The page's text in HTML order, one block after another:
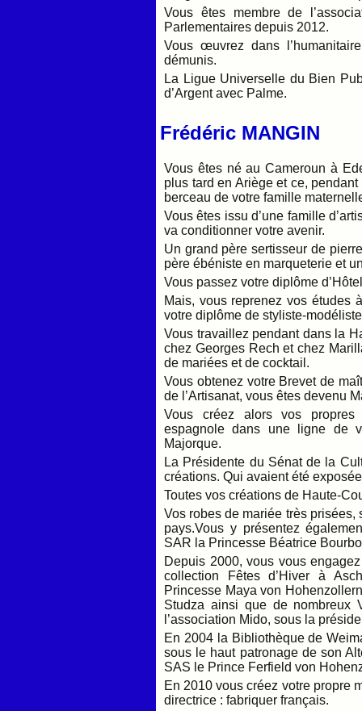
Vous êtes membre de
Parlementaires depuis 2012.
Vous œuvrez dans
démunis.
La Ligue Universelle du Bien
d’Argent avec Palme.
Frédéric MANGIN
Vous êtes né au Cameroun à
plus tard en Ariège et ce,
berceau de votre famille
Vous êtes issu d’une famille
va conditionner votre avenir.
Un grand père sertisseur de
père ébéniste en marqueterie et
Vous passez votre diplôme
Mais, vous reprenez vos études
votre diplôme de styliste-
Vous travaillez pendant dans la
chez Georges Rech et chez
de mariées et de cocktail.
Vous obtenez votre Brevet de
de l’Artisanat, vous êtes devenu
Vous créez alors vos propres
espagnole dans une ligne de
Majorque.
La Présidente du Sénat de la
créations. Qui avaient été
Toutes vos créations de Haute-
Vos robes de mariée très
pays.Vous y présentez
SAR la Princesse Béatrice
Depuis 2000, vous vous
collection Fêtes d’Hiver à
Princesse Maya von
Studza ainsi que de nombreux
l’association Mido, sous la
En 2004 la Bibliothèque de
sous le haut patronage de son
SAS le Prince Ferfield von
En 2010 vous créez votre propre
directrice : fabriquer français.